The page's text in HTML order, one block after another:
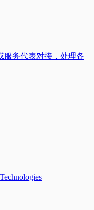
服务代表对接，处理各